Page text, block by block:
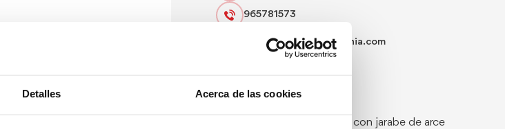
Detalles Acerca de las cookies
965781573
reservas@hotelrosadenia.com
Panqueques con jarabe de arce